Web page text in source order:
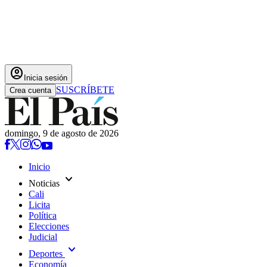
account_circle Inicia sesión
Crea cuenta SUSCRÍBETE
domingo, 9 de agosto de 2026
Inicio
Noticias expand_more
Cali
Licita
Política
Elecciones
Judicial
Deportes expand_more
Economía